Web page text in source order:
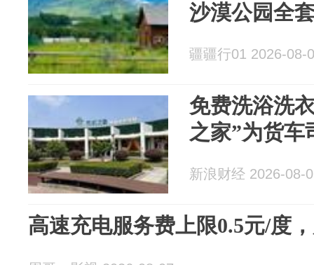
沙漠公园全
疆疆行01 2026-08-
免费洗浴洗
之家”为货车
新浪财经 2026-08-
高速充电服务费上限0.5元/度